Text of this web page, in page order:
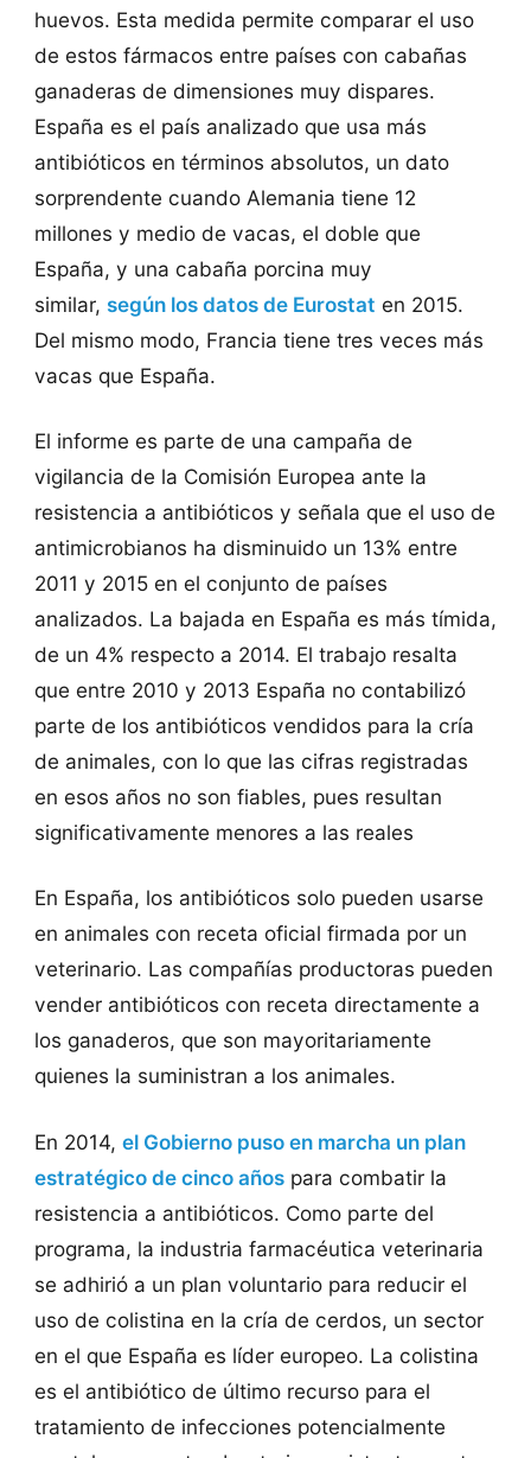
huevos. Esta medida permite comparar el uso
de estos fármacos entre países con cabañas
ganaderas de dimensiones muy dispares.
España es el país analizado que usa más
antibióticos en términos absolutos, un dato
sorprendente cuando Alemania tiene 12
millones y medio de vacas, el doble que
España, y una cabaña porcina muy
similar, según los datos de Eurostat en 2015.
Del mismo modo, Francia tiene tres veces más
vacas que España.
El informe es parte de una campaña de
vigilancia de la Comisión Europea ante la
resistencia a antibióticos y señala que el uso de
antimicrobianos ha disminuido un 13% entre
2011 y 2015 en el conjunto de países
analizados. La bajada en España es más tímida,
de un 4% respecto a 2014. El trabajo resalta
que entre 2010 y 2013 España no contabilizó
parte de los antibióticos vendidos para la cría
de animales, con lo que las cifras registradas
en esos años no son fiables, pues resultan
significativamente menores a las reales
En España, los antibióticos solo pueden usarse
en animales con receta oficial firmada por un
veterinario. Las compañías productoras pueden
vender antibióticos con receta directamente a
los ganaderos, que son mayoritariamente
quienes la suministran a los animales.
En 2014, el Gobierno puso en marcha un plan
estratégico de cinco añospara combatir la
resistencia a antibióticos. Como parte del
programa, la industria farmacéutica veterinaria
se adhirió a un plan voluntario para reducir el
uso de colistina en la cría de cerdos, un sector
en el que España es líder europeo. La colistina
es el antibiótico de último recurso para el
tratamiento de infecciones potencialmente